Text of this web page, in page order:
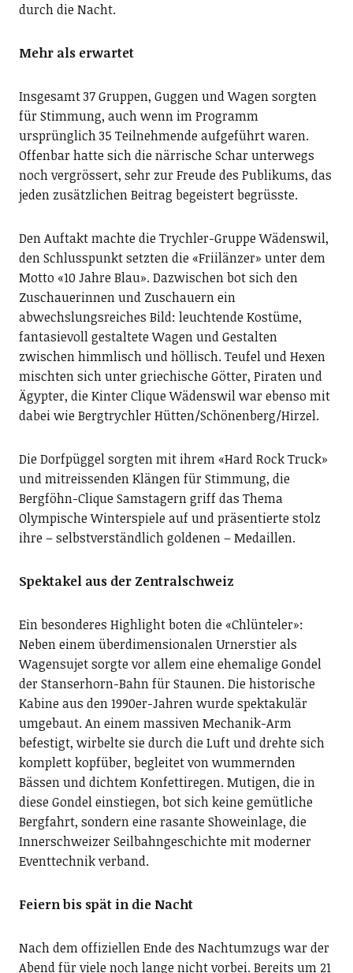
durch die Nacht.
Mehr als erwartet
Insgesamt 37 Gruppen, Guggen und Wagen sorgten
für Stimmung, auch wenn im Programm
ursprünglich 35 Teilnehmende aufgeführt waren.
Offenbar hatte sich die närrische Schar unterwegs
noch vergrössert, sehr zur Freude des Publikums, das
jeden zusätzlichen Beitrag begeistert begrüsste.
Den Auftakt machte die Trychler-Gruppe Wädenswil,
den Schlusspunkt setzten die «Friilänzer» unter dem
Motto «10 Jahre Blau». Dazwischen bot sich den
Zuschauerinnen und Zuschauern ein
abwechslungsreiches Bild: leuchtende Kostüme,
fantasievoll gestaltete Wagen und Gestalten
zwischen himmlisch und höllisch. Teufel und Hexen
mischten sich unter griechische Götter, Piraten und
Ägypter, die Kinter Clique Wädenswil war ebenso mit
dabei wie Bergtrychler Hütten/Schönenberg/Hirzel.
Die Dorfpüggel sorgten mit ihrem «Hard Rock Truck»
und mitreissenden Klängen für Stimmung, die
Bergföhn-Clique Samstagern griff das Thema
Olympische Winterspiele auf und präsentierte stolz
ihre – selbstverständlich goldenen – Medaillen.
Spektakel aus der Zentralschweiz
Ein besonderes Highlight boten die «Chlünteler»:
Neben einem überdimensionalen Urnerstier als
Wagensujet sorgte vor allem eine ehemalige Gondel
der Stanserhorn-Bahn für Staunen. Die historische
Kabine aus den 1990er-Jahren wurde spektakulär
umgebaut. An einem massiven Mechanik-Arm
befestigt, wirbelte sie durch die Luft und drehte sich
komplett kopfüber, begleitet von wummernden
Bässen und dichtem Konfettiregen. Mutigen, die in
diese Gondel einstiegen, bot sich keine gemütliche
Bergfahrt, sondern eine rasante Showeinlage, die
Innerschweizer Seilbahngeschichte mit moderner
Eventtechnik verband.
Feiern bis spät in die Nacht
Nach dem offiziellen Ende des Nachtumzugs war der
Abend für viele noch lange nicht vorbei. Bereits um 21